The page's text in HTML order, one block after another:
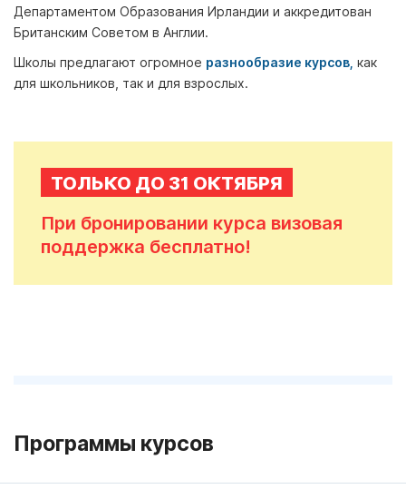
Департаментом Образования Ирландии и аккредитован
Британским Советом в Англии.
Школы предлагают огромное разнообразие курсов, как
для школьников, так и для взрослых.
ТОЛЬКО ДО 31 ОКТЯБРЯ
При бронировании курса визовая
поддержка бесплатно!
Программы курсов